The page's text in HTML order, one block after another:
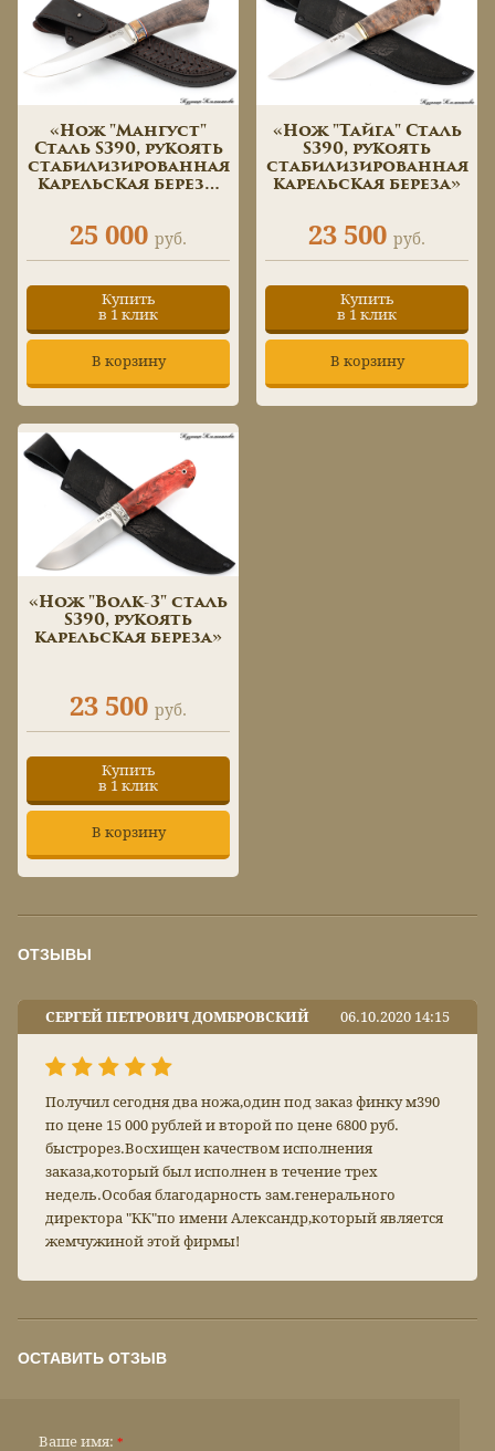
«Нож "Мангуст"
Сталь S390, рукоять
стабилизированная
карельская береза,
25 000 руб.
Купить
в 1 клик
В корзину
«Нож "Тайга" Сталь
S390, рукоять
стабилизированная
карельская береза»
23 500 руб.
Купить
в 1 клик
В корзину
«Нож "Волк-3" сталь
S390, рукоять
карельская береза»
23 500 руб.
Купить
в 1 клик
В корзину
ОТЗЫВЫ
СЕРГЕЙ ПЕТРОВИЧ ДОМБРОВСКИЙ 06.10.2020 14:15
Получил сегодня два ножа,один под заказ финку м390
по цене 15 000 рублей и второй по цене 6800 руб.
быстрорез.Восхищен качеством исполнения
заказа,который был исполнен в течение трех
недель.Особая благодарность зам.генерального
директора "КК"по имени Александр,который является
жемчужиной этой фирмы!
ОСТАВИТЬ ОТЗЫВ
Ваше имя: *